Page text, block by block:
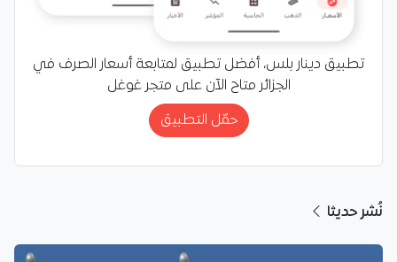
تطبيق دينار بلس، أفضل تطبيق لمتابعة أسعار الصرف في
الجزائر متاح الآن على متجر غوغل
حمّل التطبيق
نُشر حديثا